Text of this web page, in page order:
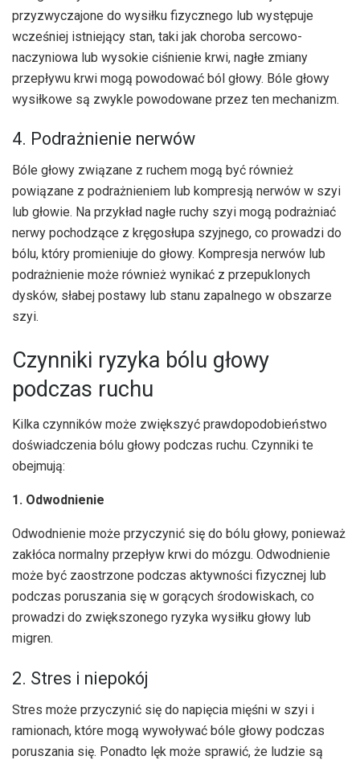
przyzwyczajone do wysiłku fizycznego lub występuje
wcześniej istniejący stan, taki jak choroba sercowo-
naczyniowa lub wysokie ciśnienie krwi, nagłe zmiany
przepływu krwi mogą powodować ból głowy. Bóle głowy
wysiłkowe są zwykle powodowane przez ten mechanizm.
4. Podrażnienie nerwów
Bóle głowy związane z ruchem mogą być również
powiązane z podrażnieniem lub kompresją nerwów w szyi
lub głowie. Na przykład nagłe ruchy szyi mogą podrażniać
nerwy pochodzące z kręgosłupa szyjnego, co prowadzi do
bólu, który promieniuje do głowy. Kompresja nerwów lub
podrażnienie może również wynikać z przepuklonych
dysków, słabej postawy lub stanu zapalnego w obszarze
szyi.
Czynniki ryzyka bólu głowy
podczas ruchu
Kilka czynników może zwiększyć prawdopodobieństwo
doświadczenia bólu głowy podczas ruchu. Czynniki te
obejmują:
1. Odwodnienie
Odwodnienie może przyczynić się do bólu głowy, ponieważ
zakłóca normalny przepływ krwi do mózgu. Odwodnienie
może być zaostrzone podczas aktywności fizycznej lub
podczas poruszania się w gorących środowiskach, co
prowadzi do zwiększonego ryzyka wysiłku głowy lub
migren.
2. Stres i niepokój
Stres może przyczynić się do napięcia mięśni w szyi i
ramionach, które mogą wywoływać bóle głowy podczas
poruszania się. Ponadto lęk może sprawić, że ludzie są